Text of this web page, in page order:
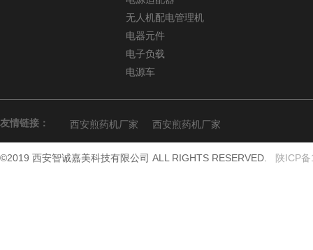
无人机配电管理机
电器元件
电子负载
电源车
友情链接： 西安煎药机厂家 西安煎药机厂家
©2019 西安智诚嘉美科技有限公司 ALL RIGHTS RESERVED. 陕ICP